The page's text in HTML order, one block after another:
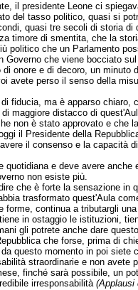
il presidente Leone ci
del tasso politico, quasi si
quasi tre secoli di storia di
timore di smentita, che la
politico che un Parlamento
Governo che viene bocciato
onore e di decoro, un minuto
avete perso il senso della
fiducia, ma è apparso
maggiore distacco di
non è stato approvato e
il Presidente della
il consenso e la capacità
quotidiana e deve avere
non esiste più.
che è forte la sensazione
trasformato quest'Aula
forme, continua a tributargli
in ostaggio le istituzioni,
gli potrete anche dare
che forse, prima di
questo momento in poi siete
straordinarie e non
finché sarà possibile, un
irresponsabilità(Applausi